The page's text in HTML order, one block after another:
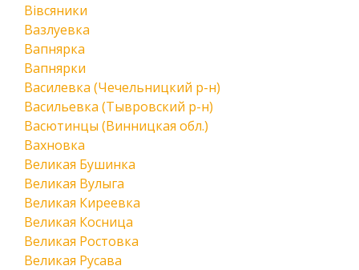
Вівсяники
Вазлуевка
Вапнярка
Вапнярки
Василевка (Чечельницкий р-н)
Васильевка (Тывровский р-н)
Васютинцы (Винницкая обл.)
Вахновка
Великая Бушинка
Великая Вулыга
Великая Киреевка
Великая Косница
Великая Ростовка
Великая Русава